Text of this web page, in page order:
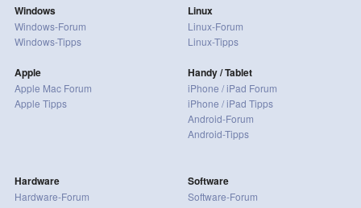
Windows
Windows-Forum
Windows-Tipps
Apple
Apple Mac Forum
Apple Tipps
Linux
Linux-Forum
Linux-Tipps
Handy / Tablet
iPhone / iPad Forum
iPhone / iPad Tipps
Android-Forum
Android-Tipps
Hardware
Hardware-Forum
Software
Software-Forum